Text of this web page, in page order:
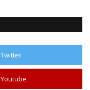
Twitter
Youtube